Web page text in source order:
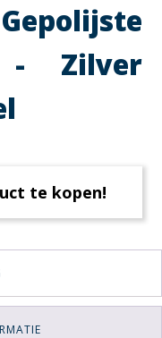
- Zilver
te kopen!